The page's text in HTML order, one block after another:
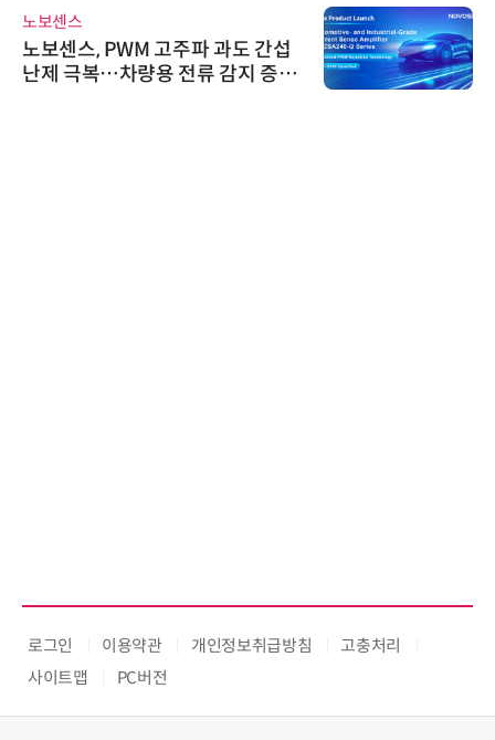
노보센스
노보센스, PWM 고주파 과도 간섭
난제 극복…차량용 전류 감지 증폭
로그인 이용약관 개인정보취급방침
고충처리
사이트맵
PC버전